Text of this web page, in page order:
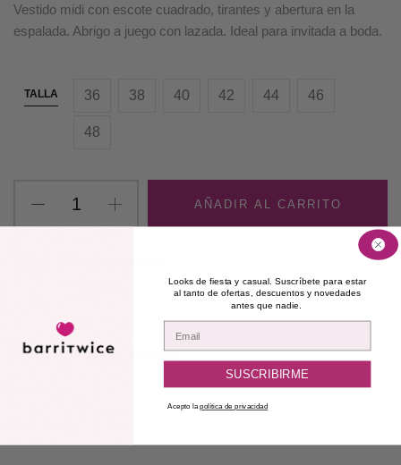
Vestido midi con escote cuadrado, tirantes y abertura en la
espalada. Abrigo a juego con lazada. Ideal para invitada a boda.
TALLA 36 38 40 42 44 46
48
AÑADIR AL CARRITO
Categorías:Fiesta Vestidos
Looks de fiesta y casual. Suscríbete para estar
al tanto de ofertas, descuentos y novedades
antes que nadie.
Email
SUSCRIBIRME
Acepto lapolítica de privacidad